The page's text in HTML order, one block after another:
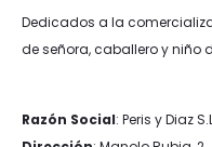
Dedicados a la
de señora, caballero y niño
Razón Social: Peris y Diaz